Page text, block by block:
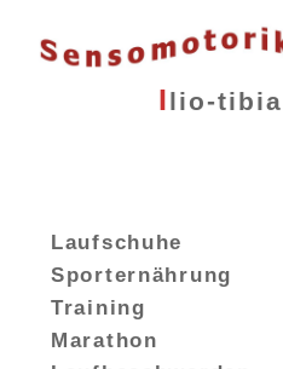
Ilio-
Laufschuhe
Sporternährung
Training
Marathon